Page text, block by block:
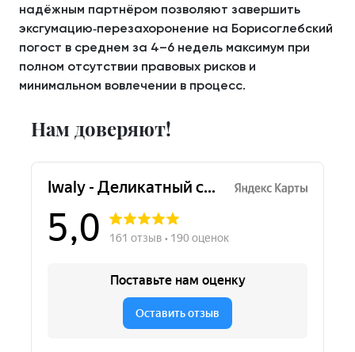
надёжным партнёром позволяют завершить
эксгумацию‑перезахоронение на Борисоглебский
погост в среднем за 4–6 недель максимум при
полном отсутствии правовых рисков и
минимальном вовлечении в процесс.
Нам доверяют!